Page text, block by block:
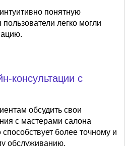
понятную
пользователи легко могли
консультации с
обсудить свои
с мастерами салона
способствует более точному и
обслуживанию.